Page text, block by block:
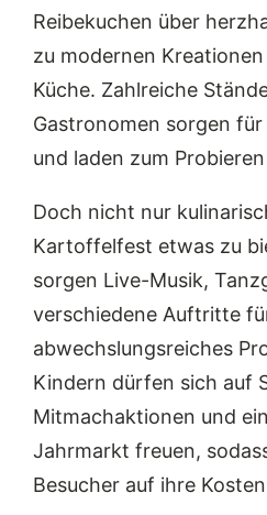
Reibekuchen über
zu modernen
Küche. Zahlreiche
Gastronomen sorgen
und laden zum
Doch nicht nur
Kartoffelfest etwas zu
sorgen Live-Musik,
verschiedene Auftritte
abwechslungsreiches
Kindern dürfen sich auf
Mitmachaktionen und
Jahrmarkt freuen,
Besucher auf ihre